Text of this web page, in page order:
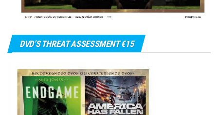
DVD’S THREAT ASSESSMENT €15